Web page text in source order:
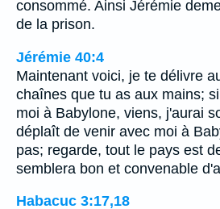
consommé. Ainsi Jérémie
de la prison.
Jérémie 40:4
Maintenant voici, je te délivre
chaînes que tu as aux mains;
moi à Babylone, viens, j'aurai
déplaît de venir avec moi à
pas; regarde, tout le pays est
semblera bon et convenable
Habacuc 3:17,18